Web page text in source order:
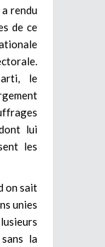
a rendu
de ce
le
lui
les
on sait
unies
la